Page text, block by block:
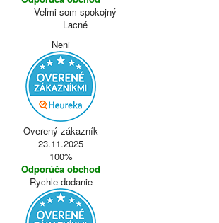
Veľmi som spokojný
Lacné
Neni
Overený zákazník
23.11.2025
100%
Odporúča obchod
Rychle dodanie